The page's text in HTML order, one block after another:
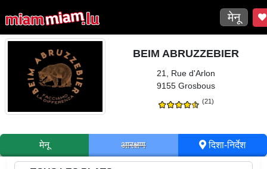
मेनू
BEIM ABRUZZEBIER
21, Rue d'Arlon
9155 Grosbous
(21)
मेनू आरक्षण दिशा-निर्देश